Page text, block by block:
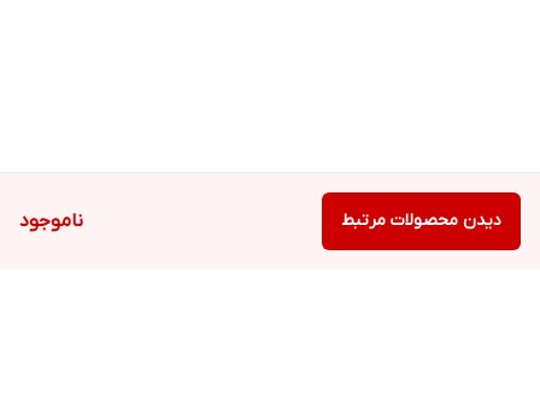
ناموجود دیدن محصولات مرتبط